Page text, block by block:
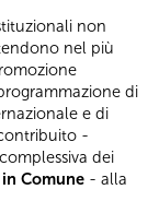
non
nel più
di
e di
-
dei
Comune - alla